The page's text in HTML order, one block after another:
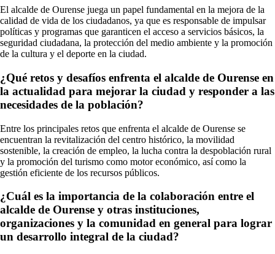
El alcalde de Ourense juega un papel fundamental en la mejora de la
calidad de vida de los ciudadanos, ya que es responsable de impulsar
políticas y programas que garanticen el acceso a servicios básicos, la
seguridad ciudadana, la protección del medio ambiente y la promoción
de la cultura y el deporte en la ciudad.
¿Qué retos y desafíos enfrenta el alcalde de Ourense en
la actualidad para mejorar la ciudad y responder a las
necesidades de la población?
Entre los principales retos que enfrenta el alcalde de Ourense se
encuentran la revitalización del centro histórico, la movilidad
sostenible, la creación de empleo, la lucha contra la despoblación rural
y la promoción del turismo como motor económico, así como la
gestión eficiente de los recursos públicos.
¿Cuál es la importancia de la colaboración entre el
alcalde de Ourense y otras instituciones,
organizaciones y la comunidad en general para lograr
un desarrollo integral de la ciudad?